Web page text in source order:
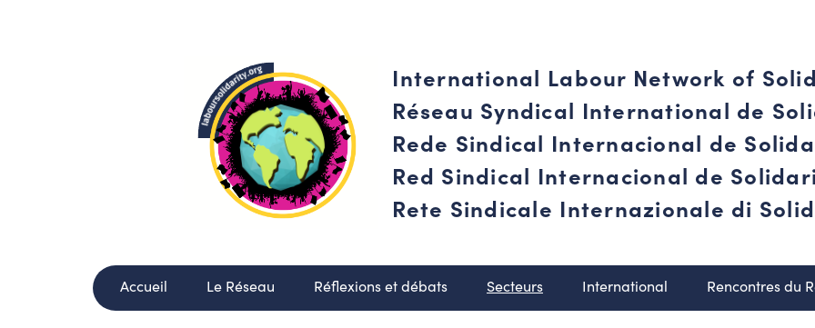
International Labour Network of
Réseau Syndical International de
Rede Sindical Internacional de
Red Sindical Internacional de
Rete Sindicale Internazionale di
Accueil Le Réseau Réflexions et débats Secteurs International Rencontres du